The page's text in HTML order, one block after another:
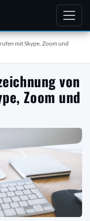
mit Skype, Zoom und
von
Zoom und